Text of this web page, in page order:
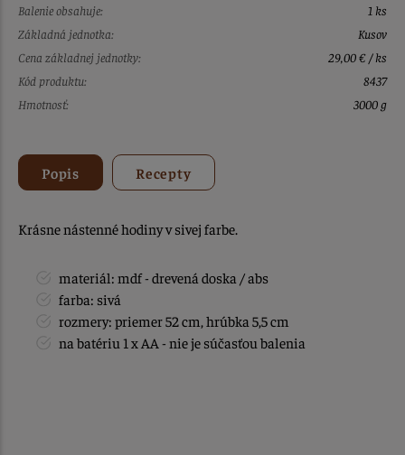
Balenie obsahuje:
1 ks
Základná jednotka:
Kusov
Cena základnej jednotky:
29,00 € / ks
Kód produktu:
8437
Hmotnosť:
3000 g
Popis Recepty
Krásne nástenné hodiny v sivej farbe.
materiál: mdf - drevená doska / abs
farba: sivá
rozmery: priemer 52 cm, hrúbka 5,5 cm
na batériu 1 x AA - nie je súčasťou balenia